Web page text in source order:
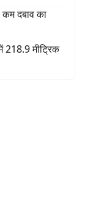
कम दबाव का
218.9 मीट्रिक